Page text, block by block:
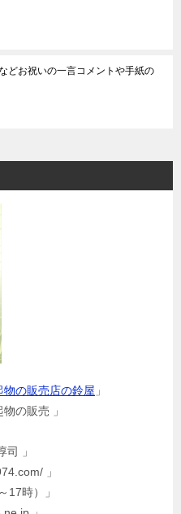
どお祝いの一言コメントや手紙の
の販売店の鈴屋 」
の販売 」
」
」
17時）」